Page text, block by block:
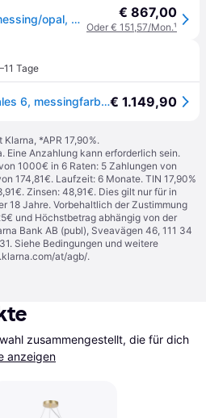
Apiales 6 Deckenlampe, messing/opal, Ø 50 cm, 6.flg. - Nuura Nuura Aps - Wohnzimmer - Skandinavisch - Glas - Mehrflammig € 867,00
Oder € 151,57/Mon.¹
Tage
Nuura Deckenleuchte Apiales 6, messingfarben/opal, Ø 50 cm - messing gebürstet, opal€ 1.149,90
*APR 17,90%.
Eine Anzahlung kann erforderlich sein.
1000€ in 6 Raten: 5 Zahlungen von
174,81€. Laufzeit: 6 Monate. TIN 17,90%
Zinsen: 48,91€. Dies gilt nur für in
18 Jahre. Vorbehaltlich der Zustimmung
und Höchstbetrag abhängig von der
Bank AB (publ), Sveavägen 46, 111 34
Siehe Bedingungen und weitere
at/agb/.
zusammengestellt, die für dich
anzeigen